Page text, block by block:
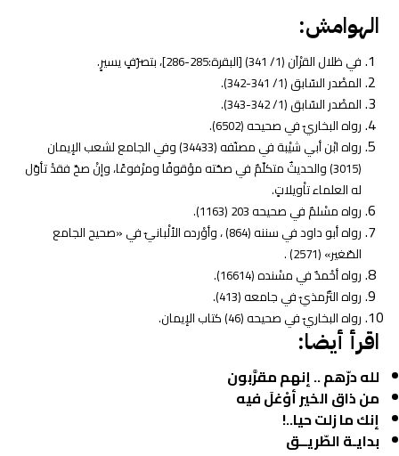
الهوامش:
في ظلال القرْآن (1/ 341) [البقرة:285-286]، بتصرّفٍ يسيرٍ.
المصْدر السّابق (1/ 341-342).
المصْدر السّابق (1/ 342-343).
رواه البخاريّ في صحيحه (6502).
رواه ابْن أبي شيْبة في مصنّفه (34433) وفي الجامع لشعب الإيمان
(3015) والحديثٌ متكلّمٌ في صحّته موْقوفًا ومرْفوعًا، وإنْ صحّ فقدْ تأوّل
له العلماء تاْويلاتٍ.
رواه مسْلمٌ في صحيحه 203 (1163).
رواه أبو داود في سننه (864) ، وأوْرده الألْبانيّ في «صحيح الجامع
الصّغير» (2571) .
رواه أحْمدٌ في مسْنده (16614).
رواه التّرْمذيّ في جامعه (413).
رواه البخاريّ في صحيحه (46) كتاب الإيمان.
اقرأ أيضا:
لله درّهم .. إنهم مقرَّبون
من ذاق الخير أوْغلَ فيه
إنك ما زلت حيا..!
بدايـة الطّريــق